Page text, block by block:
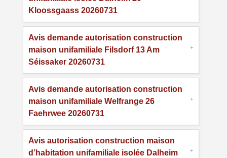
Kloossgaass 20260731
Avis demande autorisation construction
maison unifamiliale Filsdorf 13 Am
Séissaker 20260731
Avis demande autorisation construction
maison unifamiliale Welfrange 26
Faehrwee 20260731
Avis autorisation construction maison
d’habitation unifamiliale isolée Dalheim